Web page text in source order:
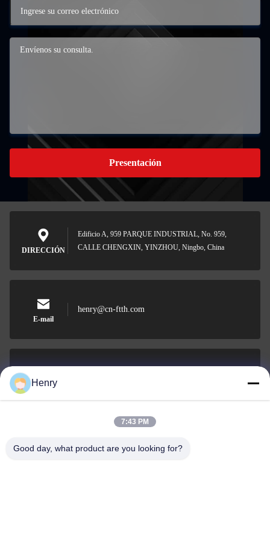
Presentación
DIRECCIÓN
Edificio A, 959 PARQUE INDUSTRIAL, No. 959,
CALLE CHENGXIN, YINZHOU, Ningbo, China
E-mail
henry@cn-ftth.com
Teléfono
Henry
7:43 PM
Good day, what product are you looking for?